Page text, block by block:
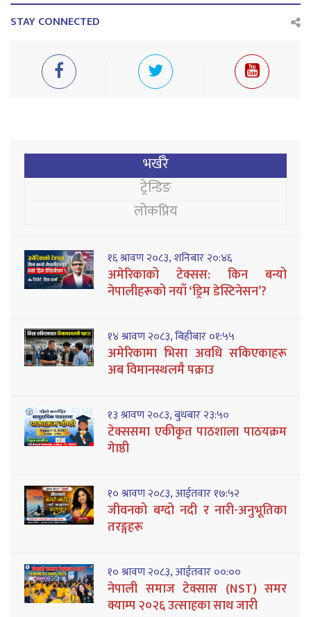
STAY CONNECTED
भर्खरै
ट्रेन्डिङ
लोकप्रिय
१६ श्रावण २०८३, शनिबार २०:४६
अमेरिकाको टेक्सस: किन बन्यो
नेपालीहरूको नयाँ ‘ड्रिम डेस्टिनेसन’?
१४ श्रावण २०८३, बिहीबार ०१:५५
अमेरिकामा भिसा अवधि सकिएकाहरू
अब विमानस्थलमै पक्राउ
१३ श्रावण २०८३, बुधबार २३:५०
टेक्ससमा एकीकृत पाठशाला पाठयक्रम
गेाष्ठी
१० श्रावण २०८३, आईतवार १७:५२
जीवनको बग्दो नदी र नारी-अनुभूतिका
तरङ्गहरू
१० श्रावण २०८३, आईतवार ००:००
नेपाली समाज टेक्सास (NST) समर
क्याम्प २०२६ उत्साहका साथ जारी